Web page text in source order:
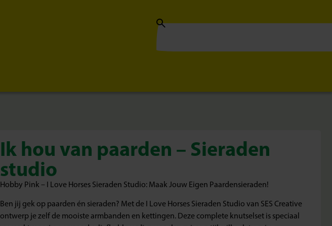
Ik hou van paarden – Sieraden
studio
Hobby Pink – I Love Horses Sieraden Studio: Maak Jouw Eigen Paardensieraden!
Ben jij gek op paarden én sieraden? Met de I Love Horses Sieraden Studio van SES Creative
ontwerp je zelf de mooiste armbanden en kettingen. Deze complete knutselset is speciaal